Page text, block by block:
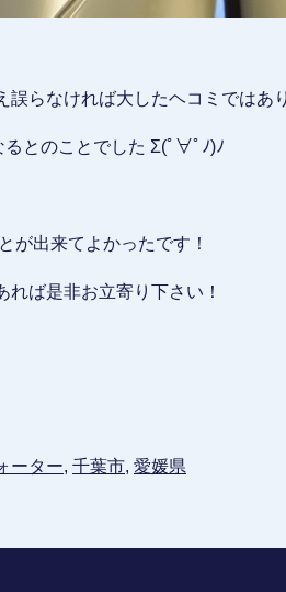
らなければ大したヘコミではあ
とのことでした Σ(ﾟ∀ﾟﾉ)ﾉ
が出来てよかったです！
れば是非お立寄り下さい！
ーター, 千葉市, 愛媛県